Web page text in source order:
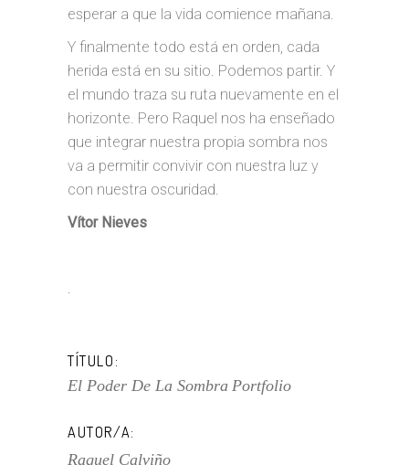
esperar a que la vida comience mañana.
Y finalmente todo está en orden, cada
herida está en su sitio. Podemos partir. Y
el mundo traza su ruta nuevamente en el
horizonte. Pero Raquel nos ha enseñado
que integrar nuestra propia sombra nos
va a permitir convivir con nuestra luz y
con nuestra oscuridad.
Vítor Nieves
.
TÍTULO:
El Poder De La Sombra Portfolio
AUTOR/A:
Raquel Calviño